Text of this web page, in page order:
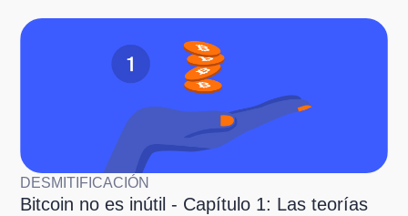
DESMITIFICACIÓN
Bitcoin no es inútil - Capítulo 1: Las teorías